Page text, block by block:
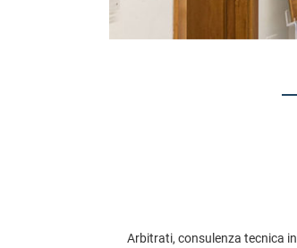
Arbitrati, consulenza tecnica in